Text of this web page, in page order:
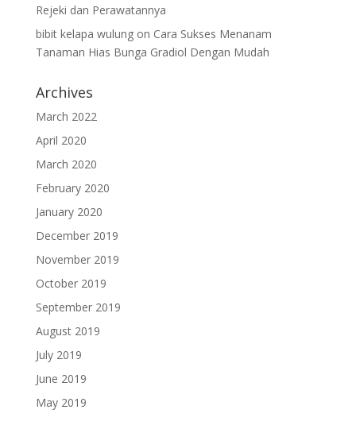
Rejeki dan Perawatannya
bibit kelapa wulungon Cara Sukses Menanam
Tanaman Hias Bunga Gradiol Dengan Mudah
Archives
March 2022
April 2020
March 2020
February 2020
January 2020
December 2019
November 2019
October 2019
September 2019
August 2019
July 2019
June 2019
May 2019